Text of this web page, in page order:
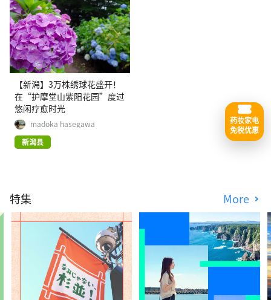
【新潟】3万株绣球花盛开！
在“护摩堂山紫阳花园”度过
悠闲疗愈时光
madoka hasegawa
新潟县
特集 More
药妆家电
免税优惠